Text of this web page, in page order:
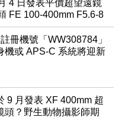
4 日發表平價超望遠鏡
FE 100-400mm F5.6-8
冊機號「WW308784」
機或 APS-C 系統將迎新
9 月發表 XF 400mm 超
頭？野生動物攝影師期